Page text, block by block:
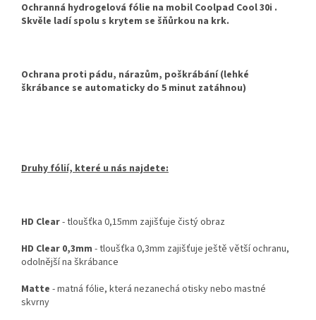
Ochranná hydrogelová fólie na mobil Coolpad Cool 30i .
Skvěle ladí spolu s krytem se šňůrkou na krk.
Ochrana proti pádu, nárazům, poškrábání (lehké
škrábance se automaticky do 5 minut zatáhnou)
Druhy fólií, které u nás najdete:
HD Clear- tloušťka 0,15mm zajišťuje čistý obraz
HD Clear 0,3mm - tloušťka 0,3mm zajišťuje ještě větší ochranu,
odolnější na škrábance
Matte - matná fólie, která nezanechá otisky nebo mastné
skvrny